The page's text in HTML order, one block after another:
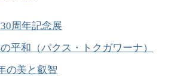
周年記念展
平和（パクス・トクガワーナ）
の美と叡智